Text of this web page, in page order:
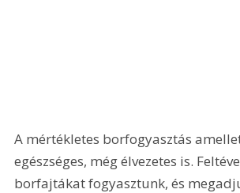
A mértékletes borfogyasztás
egészséges, még élvezetes is.
borfajtákat fogyasztunk, és